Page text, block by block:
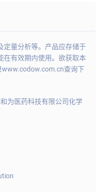
定量分析等。产品应存储于
在有效期内使用。欲获取本
www.codow.com.cn查询下
为医药科技有限公司化学